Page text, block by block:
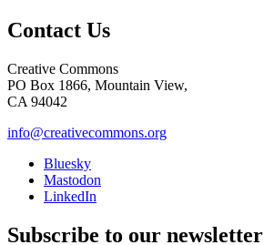
Contact Us
Creative Commons
PO Box 1866, Mountain View,
CA 94042
info@creativecommons.org
Bluesky
Mastodon
LinkedIn
Subscribe to our newsletter